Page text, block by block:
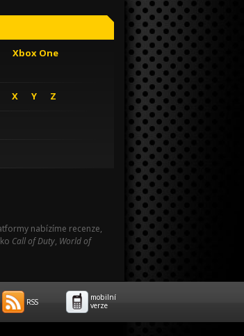
Xbox One
X Y Z
nabízíme recenze,
Call of Duty, World of
RSS
mobilní
verze